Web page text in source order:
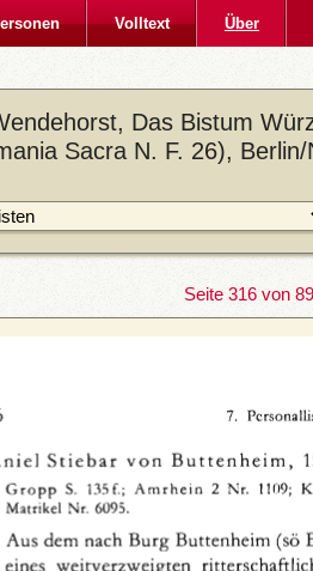
Volltext Über
Das Bistum
Sacra N. F. 26), Berlin/
Seite 316 von